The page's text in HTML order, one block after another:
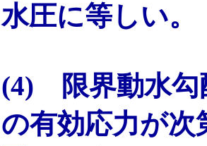
水圧に等しい。
(4) 限界動水勾
の有効応力が